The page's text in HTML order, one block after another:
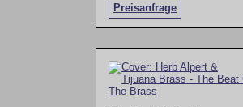
Preisanfrage